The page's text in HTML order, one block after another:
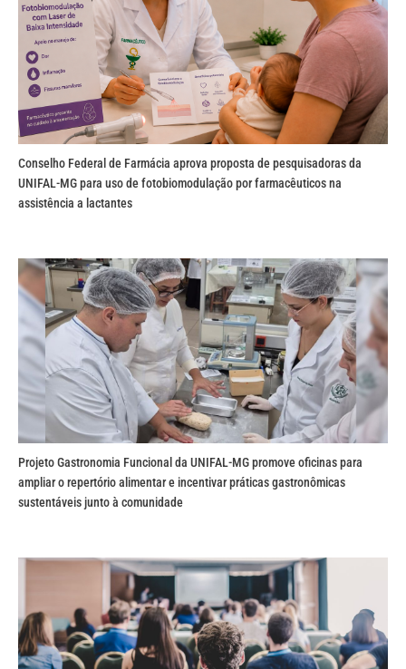
Conselho Federal de Farmácia aprova proposta de pesquisadoras da
UNIFAL-MG para uso de fotobiomodulação por farmacêuticos na
assistência a lactantes
Projeto Gastronomia Funcional da UNIFAL-MG promove oficinas para
ampliar o repertório alimentar e incentivar práticas gastronômicas
sustentáveis junto à comunidade